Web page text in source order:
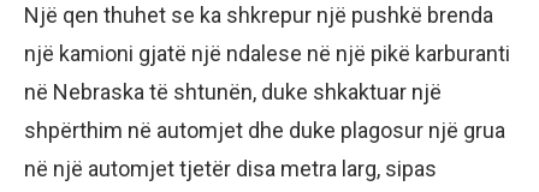
Një qen thuhet se ka shkrepur një pushkë brenda
një kamioni gjatë një ndalese në një pikë karburanti
në Nebraska të shtunën, duke shkaktuar një
shpërthim në automjet dhe duke plagosur një grua
në një automjet tjetër disa metra larg, sipas